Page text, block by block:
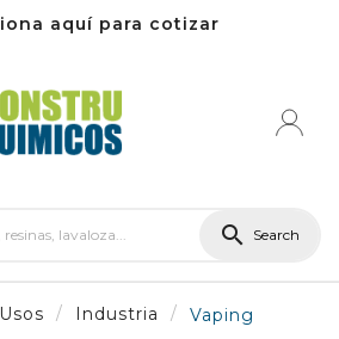
aquí para cotizar
 Search
Usos Industria Vaping